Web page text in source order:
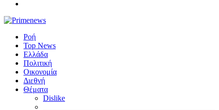
Ροή
Top News
Ελλάδα
Πολιτική
Οικονομία
Διεθνή
Θέματα
Dislike